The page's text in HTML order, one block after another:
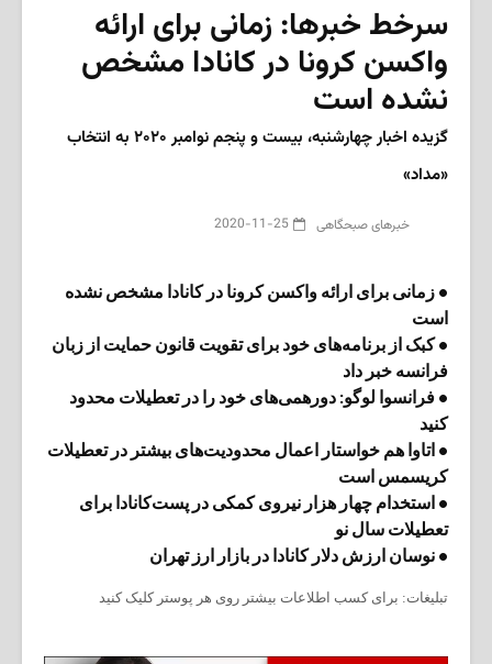
سرخط خبرها: زمانی برای ارائه
واکسن کرونا در کانادا مشخص
نشده است
گزیده اخبار چهارشنبه، بیست و پنجم نوامبر ۲۰۲۰ به انتخاب
«مداد»
‌خبرهای صبحگاهی 2020-11-25
• زمانی برای ارائه واکسن کرونا در کانادا مشخص نشده
است
• کبک از برنامه‌های خود برای تقویت قانون حمایت از زبان
فرانسه خبر داد
• فرانسوا لوگو: دورهمی‌های خود را در تعطیلات محدود
کنید
• اتاوا هم خواستار اعمال محدودیت‌های بیشتر در تعطیلات
کریسمس است
• استخدام چهار هزار نیروی کمکی در پست‌کانادا برای
تعطیلات سال نو
• نوسان ارزش دلار کانادا در بازار ارز تهران
تبلیغات: برای کسب اطلاعات بیشتر روی هر پوستر کلیک کنید